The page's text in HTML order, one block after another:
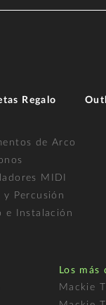
Regalo
de Arco
MIDI
y Percusión
e Instalación
Los más
Mackie